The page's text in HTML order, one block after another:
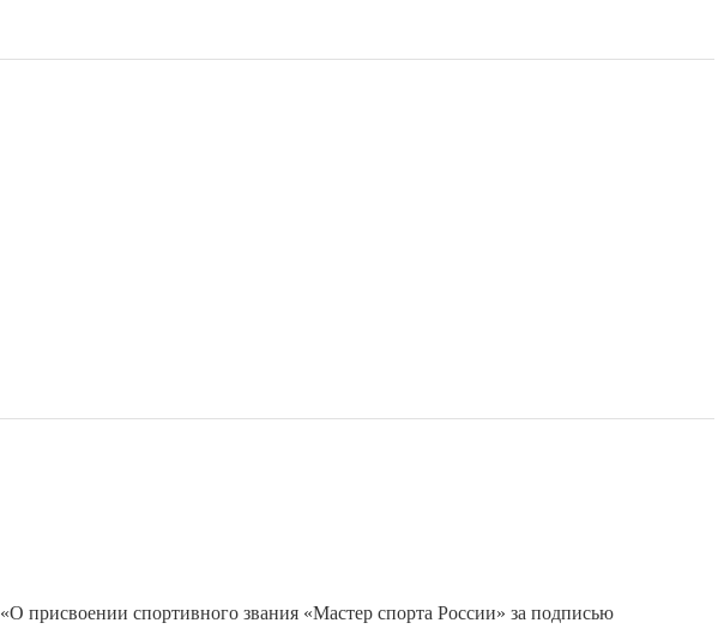
«О присвоении спортивного звания «Мастер спорта России» за подписью